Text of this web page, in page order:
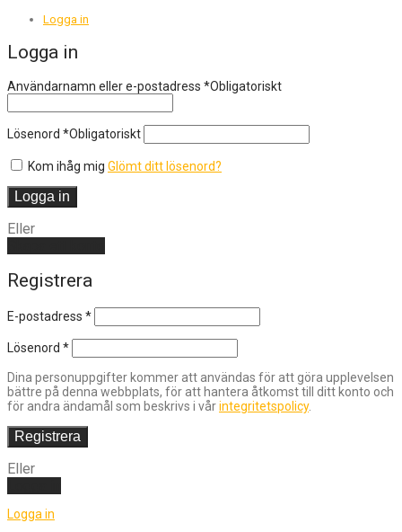
Logga in
Logga in
Användarnamn eller e-postadress *Obligatoriskt
Lösenord *Obligatoriskt
Kom ihåg mig Glömt ditt lösenord?
Logga in
Eller
Registrera
E-postadress *
Lösenord *
Dina personuppgifter kommer att användas för att göra upplevelsen
bättre på denna webbplats, för att hantera åtkomst till ditt konto och
för andra ändamål som beskrivs i vårintegritetspolicy.
Registrera
Eller
Logga in